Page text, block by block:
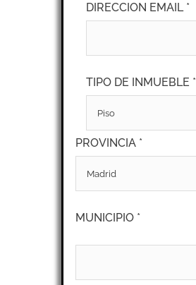
DIRECCION EMAIL *
TIPO DE INMUEBLE *
PROVINCIA *
MUNICIPIO *